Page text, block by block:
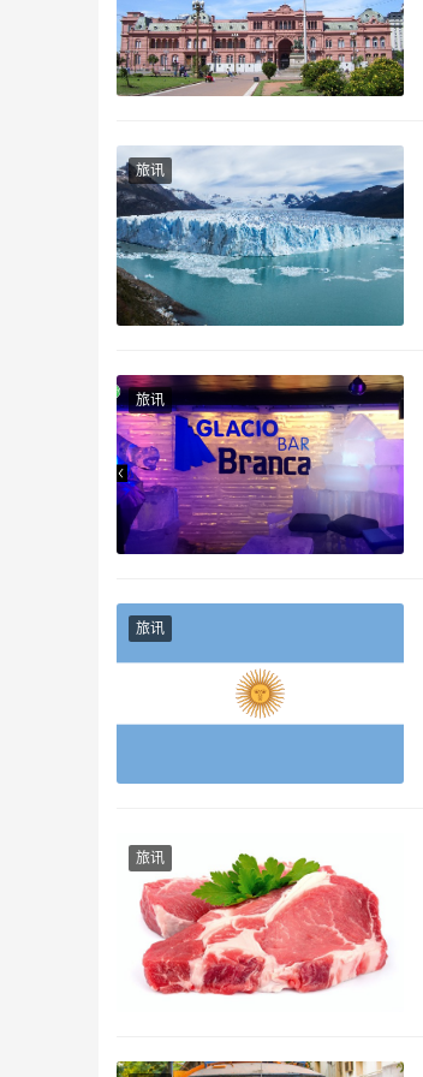
旅讯
旅讯
旅讯
旅讯